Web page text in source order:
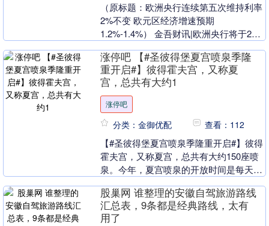
（原标题：欧洲央行连续第五次维持利率
2%不变 欧元区经济增速预期
1.2%-1.4%） 金吾财讯|欧洲央行将于2月
1日召开货币政策会议，市场普遍预期将
连续第五次维....
涨停吧 【#圣彼得堡夏宫喷泉季隆
重开启#】彼得霍夫宫，又称夏
宫，总共有大约1
涨停吧
分类：金御优配 查看：112
【#圣彼得堡夏宫喷泉季隆重开启#】彼得
霍夫宫，又称夏宫，总共有大约150座喷
泉。今年，夏宫喷泉的开放时间是每天
10:00至19:45，一直持续到十月中旬。 打
开....
股巢网 谁整理的安徽自驾旅游路线
汇总表，9条都是经典路线，太有
用了